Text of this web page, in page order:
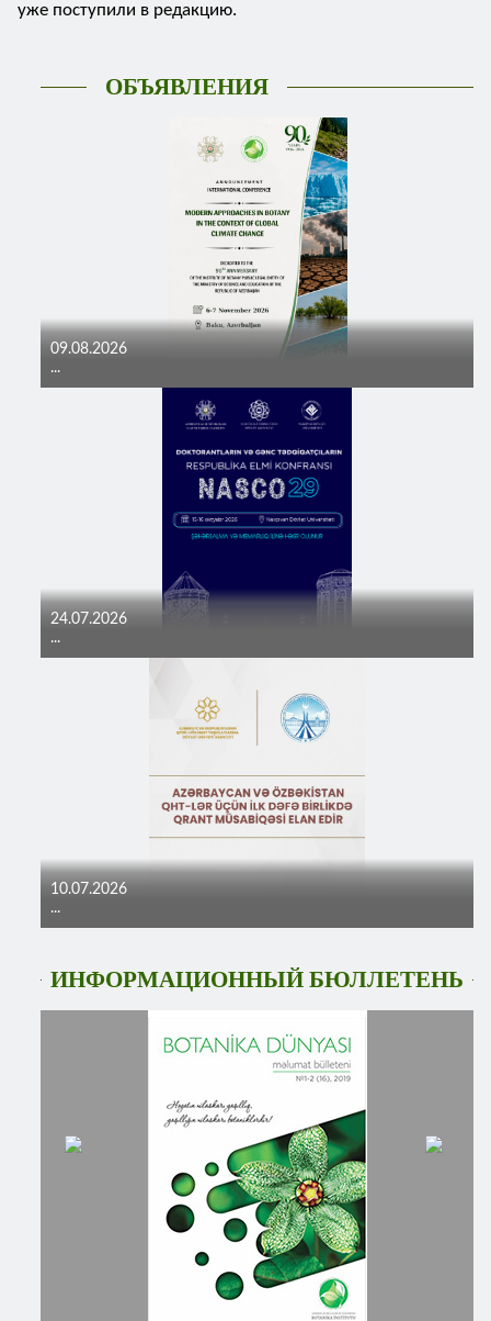
уже поступили в редакцию.
ОБЪЯВЛЕНИЯ
09.08.2026
...
24.07.2026
...
10.07.2026
...
ИНФОРМАЦИОННЫЙ БЮЛЛЕТЕНЬ